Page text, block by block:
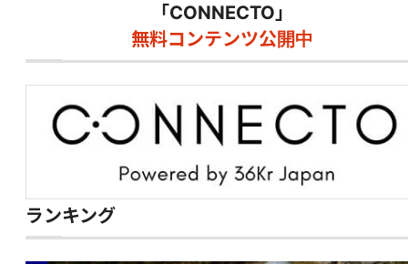
「CONNECTO」
無料コンテンツ公開中
ランキング